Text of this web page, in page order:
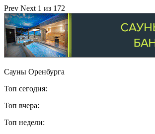
Prev Next 1 из 172
Сауны Оренбурга
Топ сегодня:
Топ вчера:
Топ недели: